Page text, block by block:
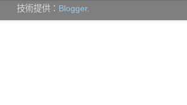
技術提供： Blogger.